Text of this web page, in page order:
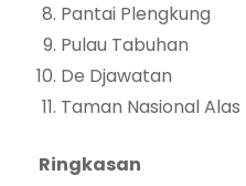
Pantai Plengkung
Pulau Tabuhan
De Djawatan
Taman Nasional Alas
Ringkasan